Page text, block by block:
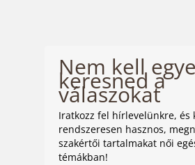
Nem kell
keresned a
válaszokat
Iratkozz fel hírlevelünkre, és
rendszeresen hasznos,
szakértői tartalmakat női
témákban!